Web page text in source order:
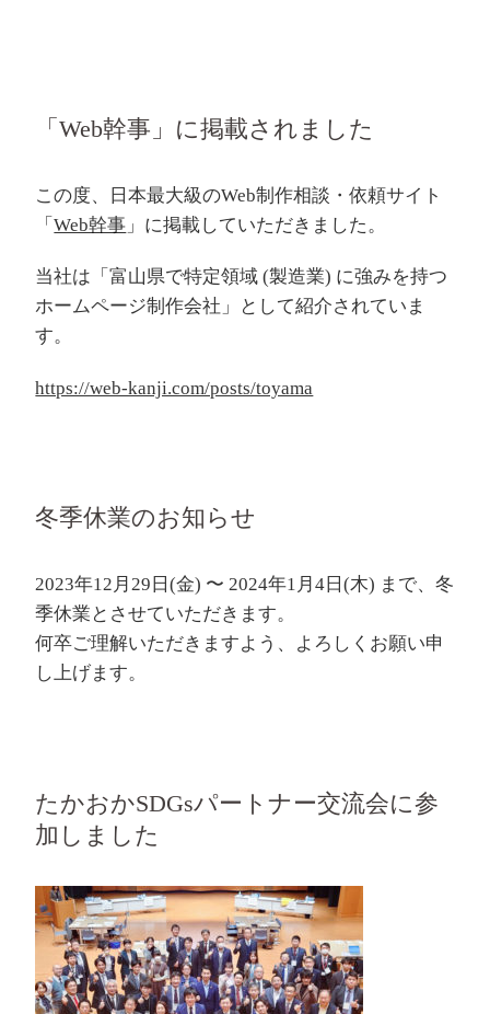
「Web幹事」に掲載されました
この度、日本最大級のWeb制作相談・依頼サイト
「Web幹事 」に掲載していただきました。
当社は「富山県で特定領域 (製造業) に強みを持つ
ホームページ制作会社」として紹介されていま
す。
https://web-kanji.com/posts/toyama
冬季休業のお知らせ
2023年12月29日(金) 〜 2024年1月4日(木) まで、冬
季休業とさせていただきます。
何卒ご理解いただきますよう、よろしくお願い申
し上げます。
たかおかSDGsパートナー交流会に参
加しました